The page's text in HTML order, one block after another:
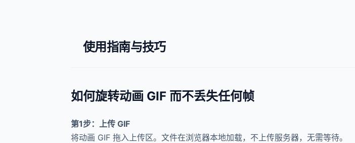
使用指南与技巧
如何旋转动画 GIF 而不丢失任何帧
第1步：上传 GIF
将动画 GIF 拖入上传区。文件在浏览器本地加载，不上传服务器，无需等待。